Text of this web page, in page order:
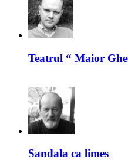
Teatrul “ Maior
Sandala ca limes